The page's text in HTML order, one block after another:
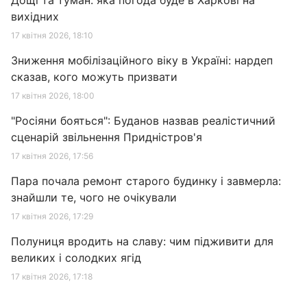
вихідних
17 квітня 2026, 18:10
Зниження мобілізаційного віку в Україні: нардеп
сказав, кого можуть призвати
17 квітня 2026, 18:00
"Росіяни бояться": Буданов назвав реалістичний
сценарій звільнення Придністров'я
17 квітня 2026, 17:56
Пара почала ремонт старого будинку і завмерла:
знайшли те, чого не очікували
17 квітня 2026, 17:29
Полуниця вродить на славу: чим підживити для
великих і солодких ягід
17 квітня 2026, 17:18